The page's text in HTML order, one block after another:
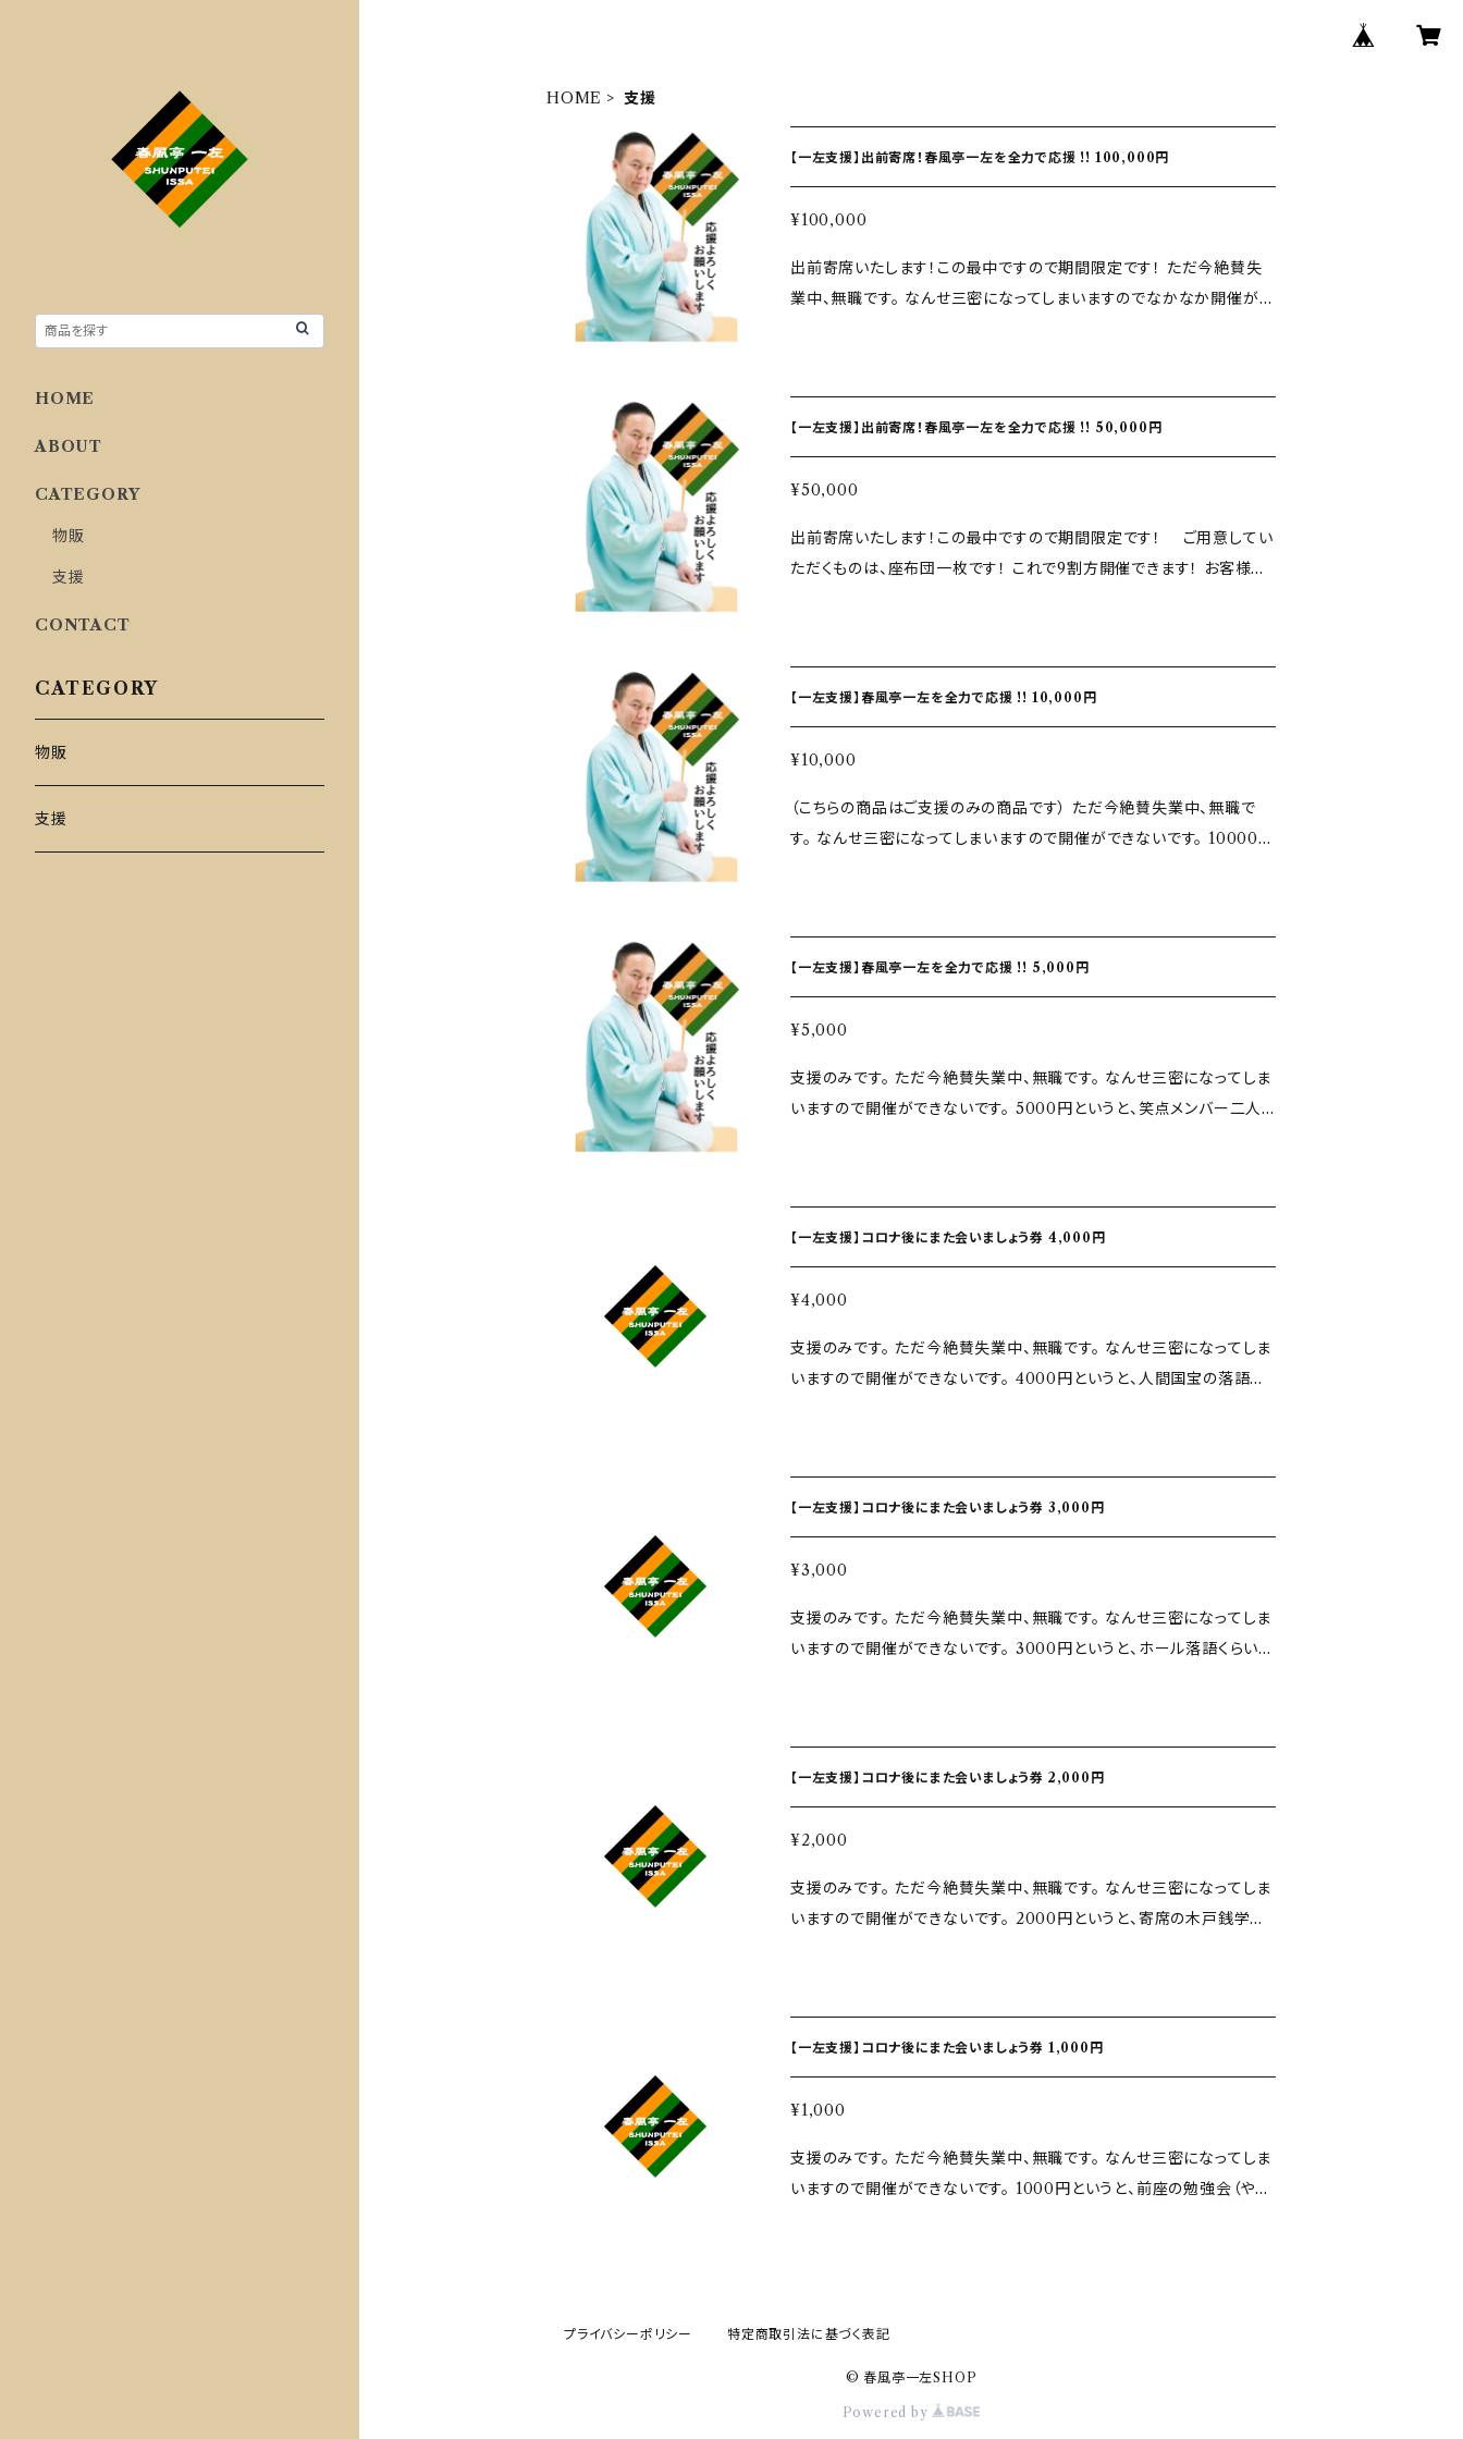
HOME 支援
【一左支援】出前寄席！春風亭一左を全力で応援 !! 100,000円
¥100,000
出前寄席いたします！この最中ですので期間限定です！ ただ今絶賛失
業中、無職です。 なんせ三密になってしまいますのでなかなか開催がで
来ちゃいます！ お客様は一名様から大丈夫です！ お買い上げ頂けまし
こでも） 落語やりに伺います！（2、3席 90分程度） 交通費は別途いた
問ございましたら、 ご購入前に私のSNSのメッセージなどでご連絡下さ
い！ Gmailissaharukaze@gmail.com
【一左支援】出前寄席！春風亭一左を全力で応援 !! 50,000円
¥50,000
出前寄席いたします！この最中ですので期間限定です！ ご用意してい
ただくものは、座布団一枚です！ これで9割方開催できます！ お客様は、
に祝儀いただけませんよ！ お買い上げ頂けましたら ご自宅、集会所な
分程度）申し上げます！ 交通費は別途いただきます。 ご不明な点や質
い！ Gmailissaharukaze@gmail.com
【一左支援】春風亭一左を全力で応援 !! 10,000円
¥10,000
（こちらの商品はご支援のみの商品です） ただ今絶賛失業中、無職で
す。 なんせ三密になってしまいますので開催ができないです。 10000円
【一左支援】春風亭一左を全力で応援 !! 5,000円
¥5,000
支援のみです。 ただ今絶賛失業中、無職です。 なんせ三密になってしま
いますので開催ができないです。 5000円というと、笑点メンバー二人
【一左支援】コロナ後にまた会いましょう券 4,000円
¥4,000
支援のみです。 ただ今絶賛失業中、無職です。 なんせ三密になってしま
いますので開催ができないです。 4000円というと、人間国宝の落語会
【一左支援】コロナ後にまた会いましょう券 3,000円
¥3,000
支援のみです。 ただ今絶賛失業中、無職です。 なんせ三密になってしま
いますので開催ができないです。 3000円というと、ホール落語くらいの
【一左支援】コロナ後にまた会いましょう券 2,000円
¥2,000
支援のみです。 ただ今絶賛失業中、無職です。 なんせ三密になってしま
いますので開催ができないです。 2000円というと、寄席の木戸銭学生
【一左支援】コロナ後にまた会いましょう券 1,000円
¥1,000
支援のみです。 ただ今絶賛失業中、無職です。 なんせ三密になってしま
いますので開催ができないです。 1000円というと、前座の勉強会（やり
HOME
ABOUT
CATEGORY
物販
支援
CONTACT
CATEGORY
物販
支援
プライバシーポリシー 特定商取引法に基づく表記
© 春風亭一左SHOP
Powered by